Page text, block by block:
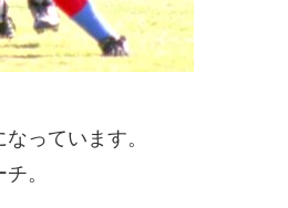
っています。
。